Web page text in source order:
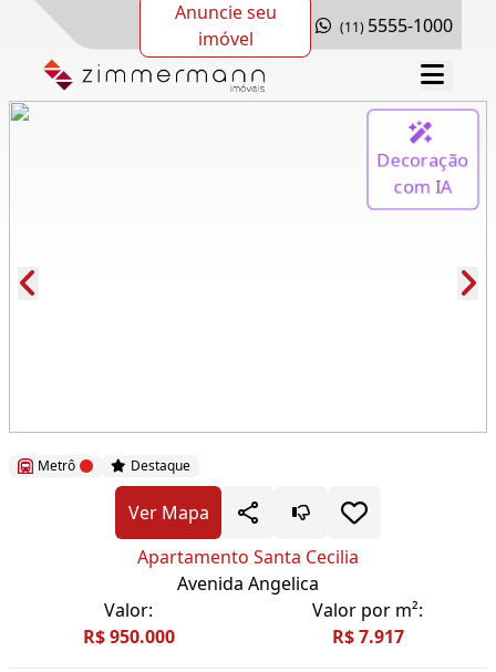
Anuncie seu
imóvel
(11) 5555-1000
Decoração
com IA
Metrô Destaque
Ver Mapa
Apartamento Santa Cecilia
Avenida Angelica
Valor:
R$ 950.000
Valor por m²:
R$ 7.917